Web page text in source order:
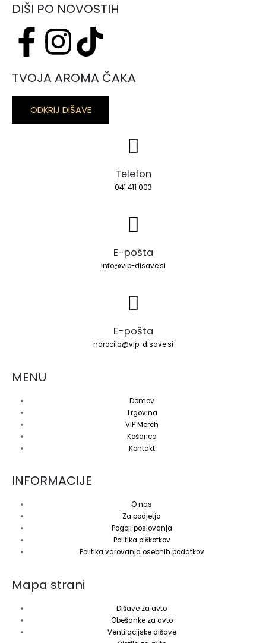
DIŠI PO NOVOSTIH
TVOJA AROMA ČAKA
ODKRIJ DIŠAVE
Telefon
041 411 003
E-pošta
info@vip-disave.si
E-pošta
narocila@vip-disave.si
MENU
Domov
Trgovina
VIP Merch
Košarica
Kontakt
INFORMACIJE
O nas
Za podjetja
Pogoji poslovanja
Politika piškotkov
Politika varovanja osebnih podatkov
Mapa strani
Dišave za avto
Obešanke za avto
Ventilacijske dišave